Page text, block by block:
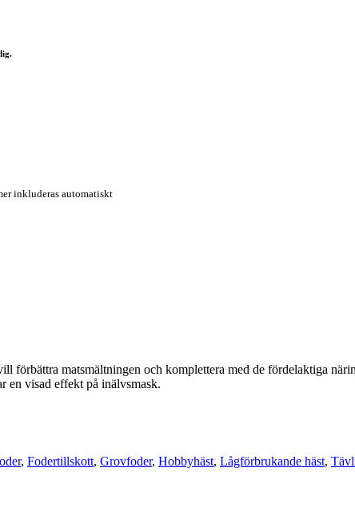
inkluderas automatiskt
förbättra matsmältningen och komplettera med de fördelaktiga
en visad effekt på inälvsmask.
, Fodertillskott, Grovfoder, Hobbyhäst, Lågförbrukande häst,